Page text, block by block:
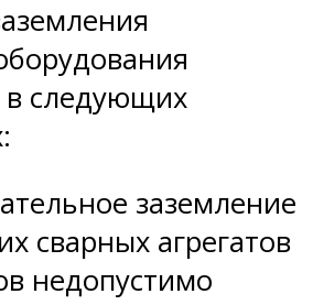
в следующих
заземление
сварных агрегатов
недопустимо